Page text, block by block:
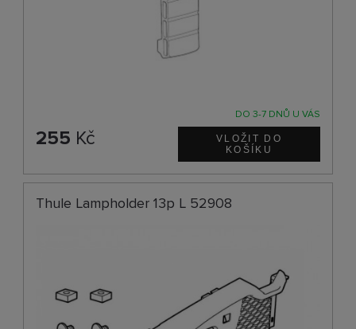
DO 3-7 DNŮ U VÁS
255 Kč
Thule Lampholder 13p L 52908